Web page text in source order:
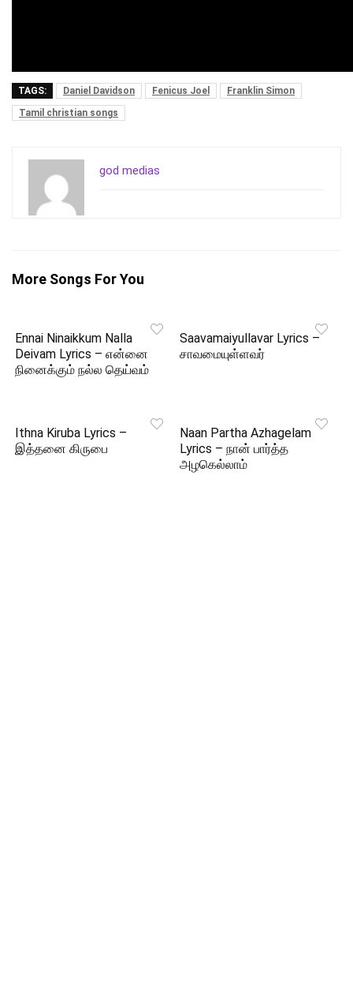
TAGS: Daniel Davidson Fenicus Joel
Franklin Simon
Tamil christian songs
god medias
More Songs For You
Ennai Ninaikkum Nalla
Deivam Lyrics – என்னை
நினைக்கும் நல்ல தெய்வம்
Saavamaiyullavar Lyrics –
சாவமையுள்ளவர்
Ithna Kiruba Lyrics –
இத்தனை கிருபை
Naan Partha Azhagelam
Lyrics – நான் பார்த்த
அழகெல்லாம்